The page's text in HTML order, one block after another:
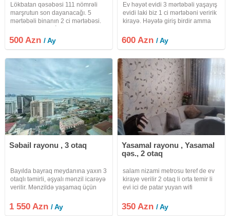
Lökbatan qəsəbəsi 111 nömrəli
marşrutun son dayanacağı. 5
mərtəbəli binanın 2 ci mərtəbəsi.
kombidir. İşıq qaz su daimidir
əlavə 2 tonluq su çəni ilə təmin
500 Azn/ Ay
Ev həyət evidi 3 mərtəbəli yaşayış
evidi laki biz 1 ci mərtəbəni veririk
kirayə. Həyətə giriş birdir amma
darvazadan giriş birdir mərtəbələrı
giriş ayrıdır. Ev yalnız tələbı
600 Azn/ Ay
Səbail rayonu , 3 otaq
Bayılda bayraq meydanına yaxın 3
otaqlı təmirli, əşyalı mənzil icarəyə
verilir. Mənzildə yaşamaq üçün
texnikaları ilə təmin olunmuşdur.
Binada su, qaz, işıq daimidir.
1 550 Azn/ Ay
Yasamal rayonu , Yasamal
qəs., 2 otaq
salam nizami metrosu teref de ev
kiraye verilir 2 otaq li orta temir li
evi ici de patar yuyan wifi
ev di evi aile ve xanim lara ve
oglan lara verilir uzun mudetli
350 Azn/ Ay